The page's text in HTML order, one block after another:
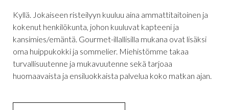
Kyllä. Jokaiseen risteilyyn kuuluu aina ammattitaitoinen ja
kokenut henkilökunta, johon kuuluvat kapteeni ja
kansimies/emäntä. Gourmet-illallisilla mukana ovat lisäksi
oma huippukokki ja sommelier. Miehistömme takaa
turvallisuutenne ja mukavuutenne sekä tarjoaa
huomaavaista ja ensiluokkaista palvelua koko matkan ajan.